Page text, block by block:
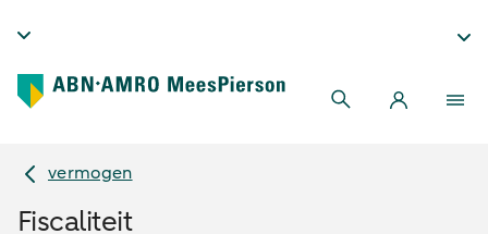
vermogen
Fiscaliteit